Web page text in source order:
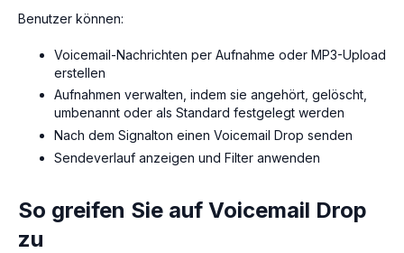
Benutzer können:
Voicemail-Nachrichten per Aufnahme oder MP3-Upload
erstellen
Aufnahmen verwalten, indem sie angehört, gelöscht,
umbenannt oder als Standard festgelegt werden
Nach dem Signalton einen Voicemail Drop senden
Sendeverlauf anzeigen und Filter anwenden
So greifen Sie auf Voicemail Drop
zu